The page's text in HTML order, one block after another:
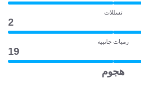
تسللات
2
رميات جانبية
19
هجوم